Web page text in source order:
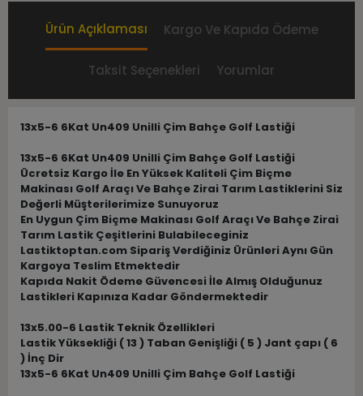
Ürün Açıklaması Kargo Ve Kapıda Ödeme
Taksit Seçenekleri Yorumlar
13x5-6 6Kat Un409 Unilli Çim Bahçe Golf Lastiği
13x5-6 6Kat Un409 Unilli Çim Bahçe Golf Lastiği
Ücretsiz Kargo İle En Yüksek Kaliteli Çim Biçme
Makinası Golf Araçı Ve Bahçe Zirai Tarım Lastiklerini Siz
Değerli Müşterilerimize Sunuyoruz
En Uygun Çim Biçme Makinası Golf Araçı Ve Bahçe Zirai
Tarım Lastik Çeşitlerini Bulabileceginiz
Lastiktoptan.com Sipariş Verdiğiniz Ürünleri Aynı Gün
Kargoya Teslim Etmektedir
Kapıda Nakit Ödeme Güvencesi İle Almış Olduğunuz
Lastikleri Kapınıza Kadar Göndermektedir
13x5.00-6 Lastik Teknik Özellikleri
Lastik Yüksekliği ( 13 ) Taban Genişliği ( 5 ) Jant çapı ( 6
) İnç Dir
13x5-6 6Kat Un409 Unilli Çim Bahçe Golf Lastiği